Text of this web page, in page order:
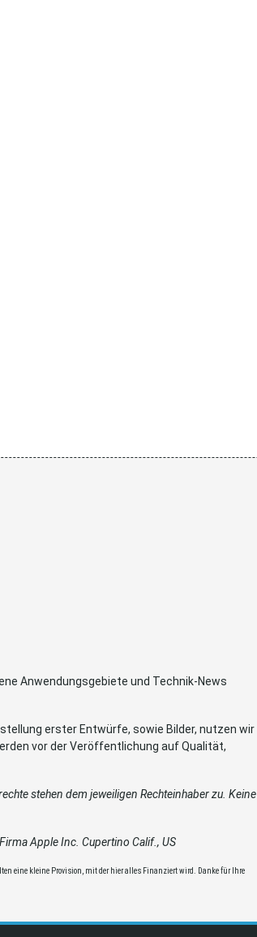
Anwendungsgebiete und Technik-News
erster Entwürfe, sowie Bilder, nutzen wir
vor der Veröffentlichung auf Qualität,
stehen dem jeweiligen Rechteinhaber zu. Keine
Apple Inc. Cupertino Calif., US
eine kleine Provision, mit der hier alles Finanziert wird. Danke für Ihre